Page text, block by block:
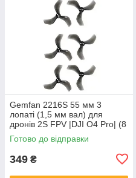
Gemfan 2216S 55 мм 3
лопаті (1,5 мм вал) для
дронів 2S FPV |DJI O4 Pro| (8
шт, Clear Black)
Готово до відправки
349 ₴